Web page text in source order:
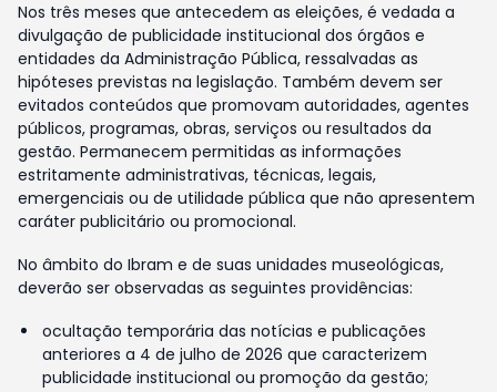
Nos três meses que antecedem as eleições, é vedada a
divulgação de publicidade institucional dos órgãos e
entidades da Administração Pública, ressalvadas as
hipóteses previstas na legislação. Também devem ser
evitados conteúdos que promovam autoridades, agentes
públicos, programas, obras, serviços ou resultados da
gestão. Permanecem permitidas as informações
estritamente administrativas, técnicas, legais,
emergenciais ou de utilidade pública que não apresentem
caráter publicitário ou promocional.
No âmbito do Ibram e de suas unidades museológicas,
deverão ser observadas as seguintes providências:
ocultação temporária das notícias e publicações
anteriores a 4 de julho de 2026 que caracterizem
publicidade institucional ou promoção da gestão;